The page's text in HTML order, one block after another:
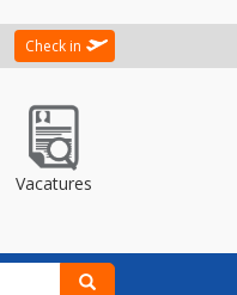
Check in
Vacatures